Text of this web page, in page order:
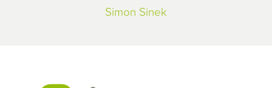
Simon Sinek